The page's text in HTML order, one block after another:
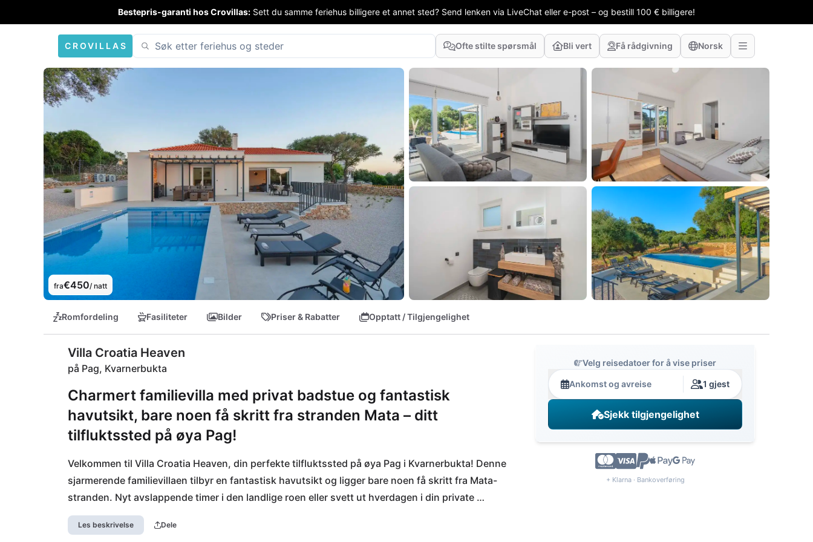
Bestepris-garanti hos Crovillas: Sett du samme feriehus billigere et annet sted? Send lenken via LiveChat eller e-post – og bestill 100 € billigere!
CROVILLAS Ofte stilte spørsmål Bli vert Få rådgivning Norsk
fra€450/ natt
Romfordeling Fasiliteter Bilder Priser & Rabatter Opptatt / Tilgjengelighet
Villa Croatia Heaven
på Pag, Kvarnerbukta
Charmert familievilla med privat badstue og fantastisk
havutsikt, bare noen få skritt fra stranden Mata – ditt
tilfluktssted på øya Pag!
Velkommen til Villa Croatia Heaven, din perfekte tilfluktssted på øya Pag i Kvarnerbukta! Denne
sjarmerende familievillaen tilbyr en fantastisk havutsikt og ligger bare noen få skritt fra Mata-
stranden. Nyt avslappende timer i den landlige roen eller svett ut hverdagen i din private
infrarøde badstue.
Les beskrivelse Dele
Velg reisedatoer for å vise priser
Ankomst og avreise 1 gjest
Sjekk tilgjengelighet
+ Klarna · Bankoverføring